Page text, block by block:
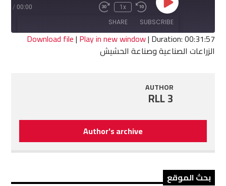
Play
Episode
Rewind
10
Seconds
1x
Fast
seconds
00:00
/
SUBSCRIBE
SHARE
SHARE
Download file| Play in new window| Duration: 00:31:57
الزراعات الصناعية وصناعة الحشيش
AUTHOR
RLL 3
Author's archive
بحث الموقع